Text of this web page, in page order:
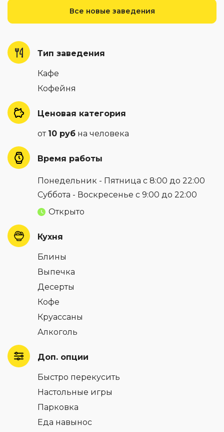
Тип заведения
Кафе
Кофейня
Ценовая категория
от 10 руб на человека
Время работы
Понедельник - Пятница с 8:00 до 22:00
Суббота - Воскресенье с 9:00 до 22:00
Открыто
Кухня
Блины
Выпечка
Десерты
Кофе
Круассаны
Алкоголь
Доп. опции
Быстро перекусить
Настольные игры
Парковка
Еда навынос
Все новые заведения